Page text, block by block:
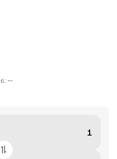
--